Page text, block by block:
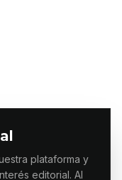
plataforma y
editorial. Al